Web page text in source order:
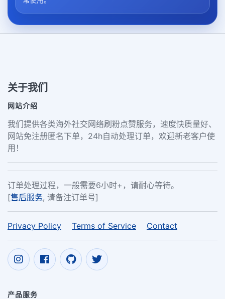
关于我们
网站介绍
我们提供各类海外社交网络刷粉点赞服务，速度快质量好、
网站免注册匿名下单，24h自动处理订单，欢迎新老客户使
用！
订单处理过程，一般需要6小时+，请耐心等待。
[售后服务, 请备注订单号]
Privacy Policy Terms of Service Contact
产品服务